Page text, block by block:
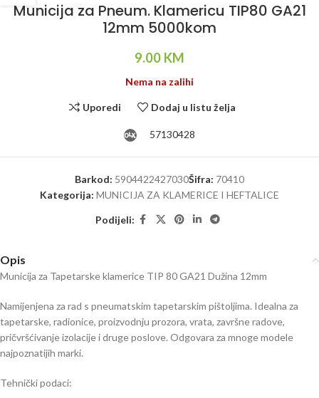
Municija za Pneum. Klamericu TIP80 GA21
12mm 5000kom
9.00 KM
Nema na zalihi
Uporedi Dodaj u listu želja
57130428
Barkod: 5904422427030Šifra: 70410
Kategorija: MUNICIJA ZA KLAMERICE I HEFTALICE
Podijeli:
Opis
Municija za Tapetarske klamerice TIP 80 GA21 Dužina 12mm
Namijenjena za rad s pneumatskim tapetarskim pištoljima. Idealna za
tapetarske, radionice, proizvodnju prozora, vrata, završne radove,
pričvršćivanje izolacije i druge poslove. Odgovara za mnoge modele
najpoznatijih marki.
Tehnički podaci: